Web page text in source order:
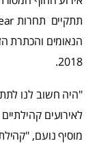
2018.
"היה חשוב לנו
לאירועים
מוסיף נועם,